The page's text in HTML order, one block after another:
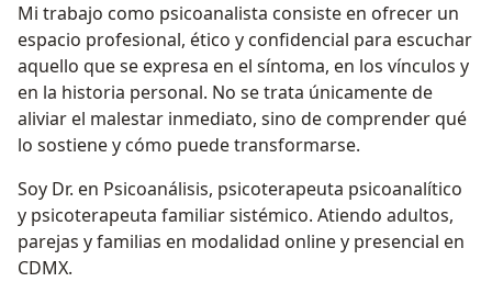
Mi trabajo como psicoanalista consiste en ofrecer un
espacio profesional, ético y confidencial para escuchar
aquello que se expresa en el síntoma, en los vínculos y
en la historia personal. No se trata únicamente de
aliviar el malestar inmediato, sino de comprender qué
lo sostiene y cómo puede transformarse.
Soy Dr. en Psicoanálisis, psicoterapeuta psicoanalítico
y psicoterapeuta familiar sistémico. Atiendo adultos,
parejas y familias en modalidad online y presencial en
CDMX.